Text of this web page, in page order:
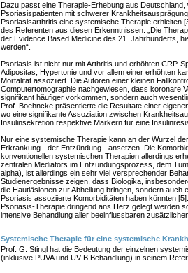
Dazu passt eine Therapie-Erhebung aus Deutschland,
Psoriasispatienten mit schwerer
Psoriasisarthritis eine systemische Therapie erhielten
des Referenten aus diesen Erkenntnissen: „Die
der Evidence Based Medicine des 21. Jahrhunderts,
werden“.
Psoriasis ist nicht nur mit Arthritis und erhöhten CRP-
Adipositas, Hypertonie und vor allem einer erhöhten
Mortalität assoziiert. Die Autoren einer kleinen
Computertomographie nachgewiesen, dass koronare
signifikant häufiger vorkommen, sondern auch
Prof. Boehncke präsentierte die Resultate einer
wo eine signifikante Assoziation zwischen
Insulinsekretion respektive Markern für eine
Nur eine systemische Therapie kann an der Wurzel
Erkrankung - der Entzündung - ansetzen. Die
konventionellen systemischen Therapien allerdings
zentralen Mediators im Entzündungsprozess, dem
alpha), ist allerdings ein sehr viel versprechender
Studienergebnisse zeigen, dass Biologika,
die Hautläsionen zur Abheilung bringen, sondern auch
Psoriasis assoziierte Komorbiditäten haben könnten
Psoriasis-Therapie dringend ans Herz gelegt werden
intensive Behandlung aller beeinflussbaren
Systemische Therapie für eine systemische
Prof. G. Stingl hat die Bedeutung der einzelnen
(inklusive PUVA und UV-B Behandlung) in seinem